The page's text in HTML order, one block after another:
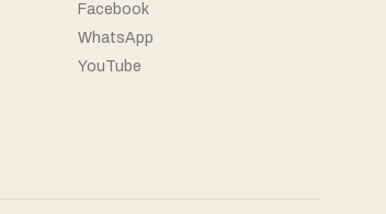
Facebook
WhatsApp
YouTube